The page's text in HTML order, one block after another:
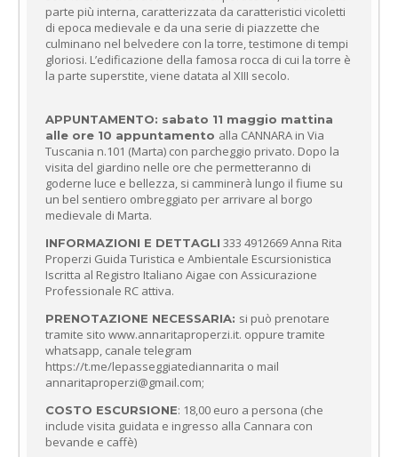
parte più interna, caratterizzata da caratteristici vicoletti
di epoca medievale e da una serie di piazzette che
culminano nel belvedere con la torre, testimone di tempi
gloriosi. L’edificazione della famosa rocca di cui la torre è
la parte superstite, viene datata al XIII secolo.
APPUNTAMENTO: sabato 11 maggio mattina
alle ore 10 appuntamento alla CANNARA in Via
Tuscania n.101 (Marta) con parcheggio privato. Dopo la
visita del giardino nelle ore che permetteranno di
goderne luce e bellezza, si camminerà lungo il fiume su
un bel sentiero ombreggiato per arrivare al borgo
medievale di Marta.
INFORMAZIONI E DETTAGLI 333 4912669 Anna Rita
Properzi Guida Turistica e Ambientale Escursionistica
Iscritta al Registro Italiano Aigae con Assicurazione
Professionale RC attiva.
PRENOTAZIONE NECESSARIA: si può prenotare
tramite sito www.annaritaproperzi.it. oppure tramite
whatsapp, canale telegram
https://t.me/lepasseggiatediannarita o mail
annaritaproperzi@gmail.com;
COSTO ESCURSIONE: 18,00 euro a persona (che
include visita guidata e ingresso alla Cannara con
bevande e caffè)